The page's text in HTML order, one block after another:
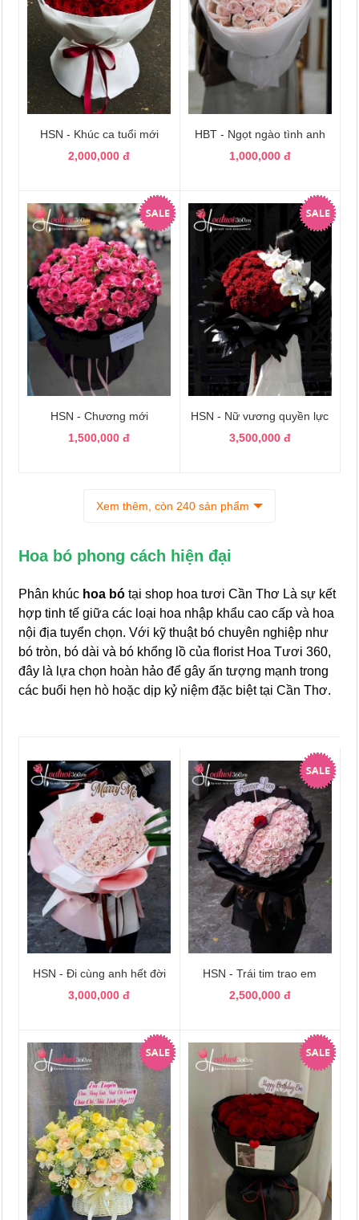
HSN - Khúc ca tuổi mới
2,000,000 đ
HBT - Ngọt ngào tình anh
1,000,000 đ
HSN - Chương mới
1,500,000 đ
HSN - Nữ vương quyền lực
3,500,000 đ
Xem thêm, còn 240 sản phẩm
Hoa bó phong cách hiện đại
Phân khúc hoa bó tại shop hoa tươi Cần Thơ Là sự kết
hợp tinh tế giữa các loại hoa nhập khẩu cao cấp và hoa
nội địa tuyển chọn. Với kỹ thuật bó chuyên nghiệp như
bó tròn, bó dài và bó khổng lồ của florist Hoa Tươi 360,
đây là lựa chọn hoàn hảo để gây ấn tượng mạnh trong
các buổi hẹn hò hoặc dịp kỷ niệm đặc biệt tại Cần Thơ.
HSN - Đi cùng anh hết đời
3,000,000 đ
HSN - Trái tim trao em
2,500,000 đ